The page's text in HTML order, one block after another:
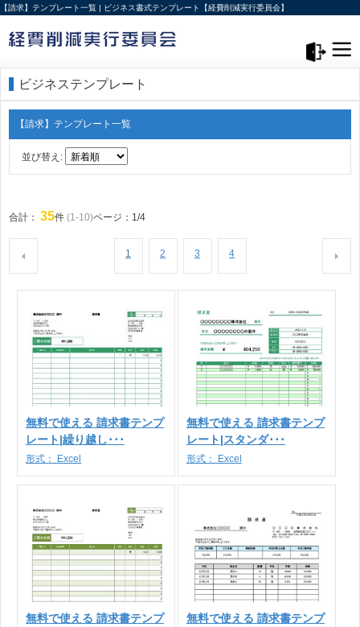
【請求】テンプレート一覧 | ビジネス書式テンプレート【経費削減実行委員会】
ビジネステンプレート
【請求】テンプレート一覧
並び替え:
合計： 35件 (1-10)ページ：1/4
1 2 3 4
無料で使える 請求書テンプ
レート|繰り越し･･･
形式： Excel
無料で使える 請求書テンプ
レート|スタンダ･･･
形式： Excel
無料で使える 請求書テンプ
無料で使える 請求書テンプ